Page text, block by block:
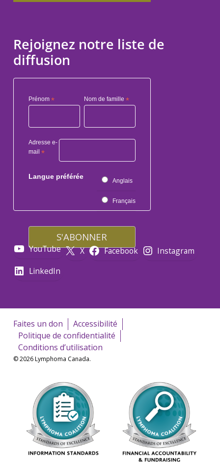
Rejoignez notre liste de
diffusion
Prénom * Nom de famille*
Adresse e-
mail *
Langue préférée
Anglais
Français
YouTube X Facebook
Instagram
LinkedIn
Faites un don
Accessibilité
Politique de confidentialité
Conditions d’utilisation
© 2026 Lymphoma Canada.